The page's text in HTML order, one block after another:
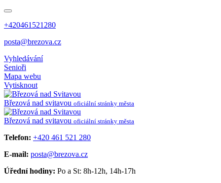
+420461521280
posta@brezova.cz
Vyhledávání
Senioři
Mapa webu
Vytisknout
Březová nad svitavou oficiální stránky města
Březová nad svitavou oficiální stránky města
Telefon: +420 461 521 280
E-mail: posta@brezova.cz
Úřední hodiny: Po a St: 8h-12h, 14h-17h